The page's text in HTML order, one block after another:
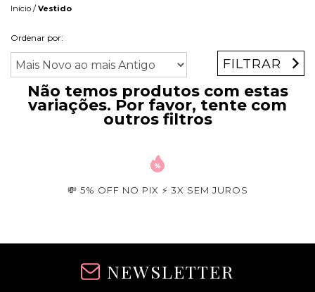
Início / Vestido
Ordenar por:
FILTRAR
Não temos produtos com estas
variações. Por favor, tente com
outros filtros
💸 5% OFF NO PIX ⚡ 3X SEM JUROS
NEWSLETTER